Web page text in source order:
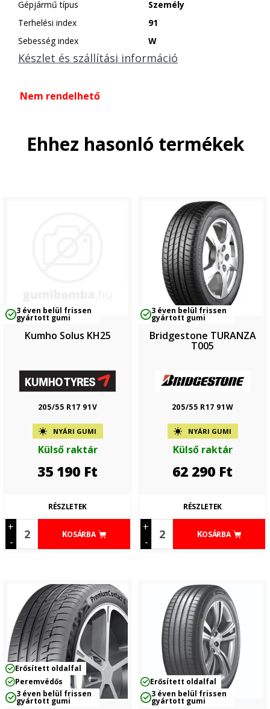
Gépjármű típus
Személy
Terhelési index
91
Sebesség index
W
Készlet és szállítási információ
Nem rendelhető
Ehhez hasonló termékek
3 éven belül frissen
gyártott gumi
Kumho Solus KH25
205/55 R17 91V
NYÁRI GUMI
Külső raktár
35 190 Ft
+
-
KOSÁRBA
RÉSZLETEK
3 éven belül frissen
gyártott gumi
Bridgestone TURANZA
T005
205/55 R17 91W
NYÁRI GUMI
Külső raktár
62 290 Ft
+
-
KOSÁRBA
RÉSZLETEK
Erősített oldalfal
Peremvédős
3 éven belül frissen
gyártott gumi
Erősített oldalfal
3 éven belül frissen
gyártott gumi